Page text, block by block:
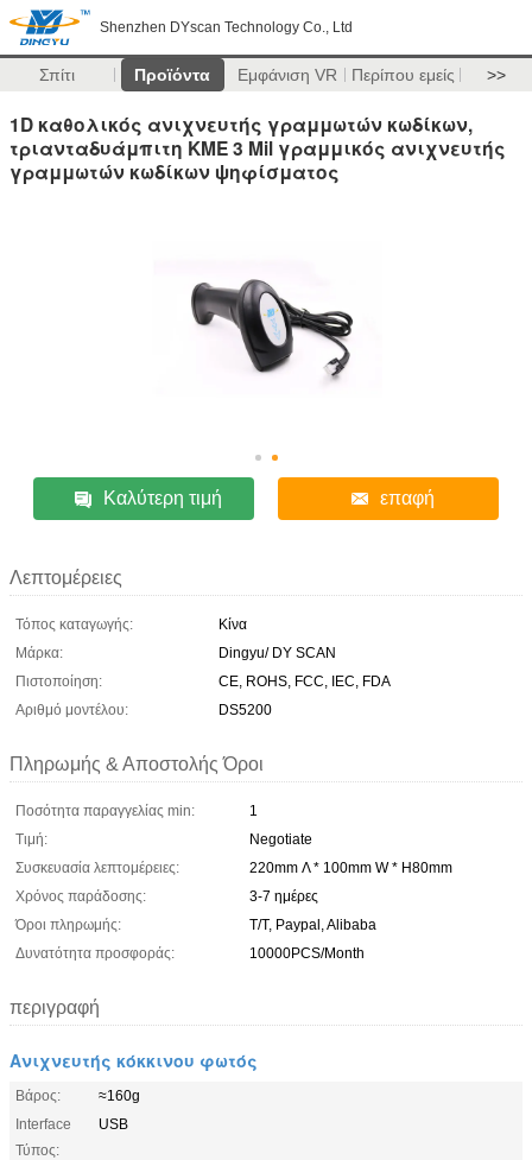
Shenzhen DYscan Technology Co., Ltd
Σπίτι Προϊόντα Εμφάνιση VR Περίπου εμείς >>
1D καθολικός ανιχνευτής γραμμωτών κωδίκων,
τριανταδυάμπιτη ΚΜΕ 3 Mil γραμμικός ανιχνευτής
γραμμωτών κωδίκων ψηφίσματος
Καλύτερη τιμή επαφή
Λεπτομέρειες
Τόπος καταγωγής:
Κίνα
Μάρκα:
Dingyu/ DY SCAN
Πιστοποίηση:
CE, ROHS, FCC, IEC, FDA
Αριθμό μοντέλου:
DS5200
Πληρωμής & Αποστολής Όροι
Ποσότητα παραγγελίας min:
1
Τιμή:
Negotiate
Συσκευασία λεπτομέρειες:
220mm Λ * 100mm W * H80mm
Χρόνος παράδοσης:
3-7 ημέρες
Όροι πληρωμής:
T/T, Paypal, Alibaba
Δυνατότητα προσφοράς:
10000PCS/Month
περιγραφή
Ανιχνευτής κόκκινου φωτός
Βάρος:
≈160g
Interface
Τύπος:
USB